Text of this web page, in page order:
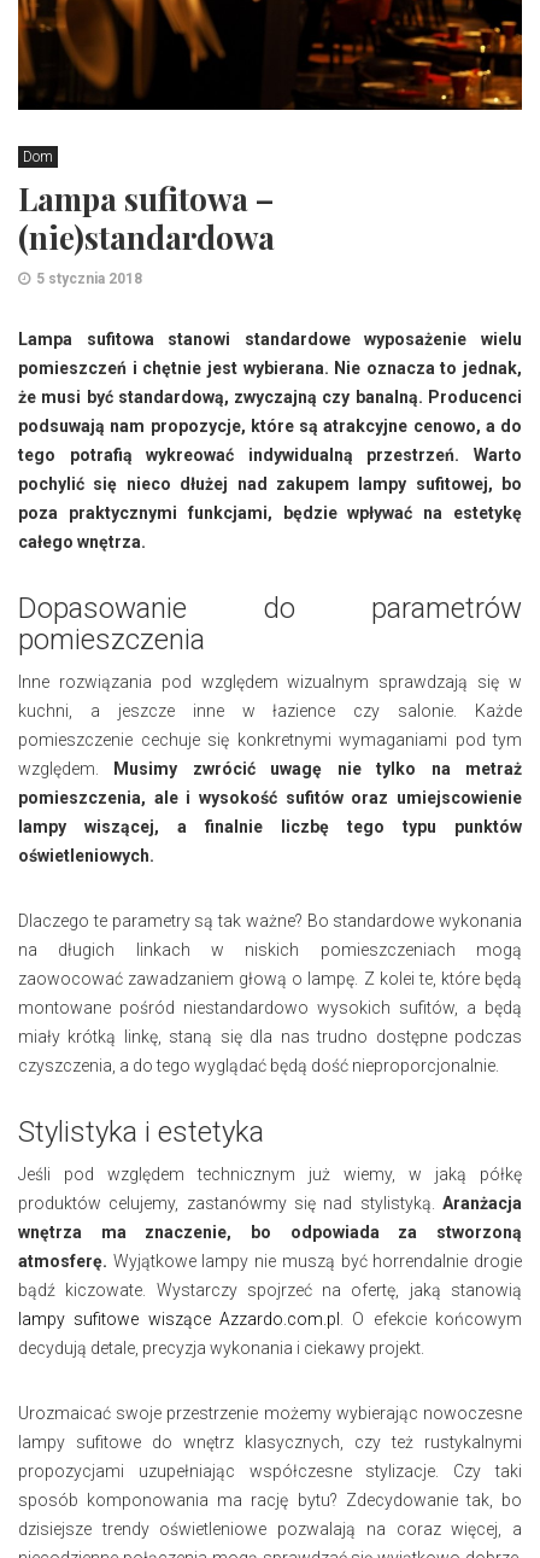
Dom
Lampa sufitowa –
(nie)standardowa
5 stycznia 2018
Lampa sufitowa stanowi standardowe wyposażenie wielu
pomieszczeń i chętnie jest wybierana. Nie oznacza to jednak,
że musi być standardową, zwyczajną czy banalną. Producenci
podsuwają nam propozycje, które są atrakcyjne cenowo, a do
tego potrafią wykreować indywidualną przestrzeń. Warto
pochylić się nieco dłużej nad zakupem lampy sufitowej, bo
poza praktycznymi funkcjami, będzie wpływać na estetykę
całego wnętrza.
Dopasowanie do parametrów
pomieszczenia
Inne rozwiązania pod względem wizualnym sprawdzają się w
kuchni, a jeszcze inne w łazience czy salonie. Każde
pomieszczenie cechuje się konkretnymi wymaganiami pod tym
względem.
Musimy zwrócić uwagę nie tylko na metraż
pomieszczenia, ale i wysokość sufitów oraz umiejscowienie
lampy wiszącej, a finalnie liczbę tego typu punktów
oświetleniowych.
Dlaczego te parametry są tak ważne? Bo standardowe wykonania
na długich linkach w niskich pomieszczeniach mogą
zaowocować zawadzaniem głową o lampę. Z kolei te, które będą
montowane pośród niestandardowo wysokich sufitów, a będą
miały krótką linkę, staną się dla nas trudno dostępne podczas
czyszczenia, a do tego wyglądać będą dość nieproporcjonalnie.
Stylistyka i estetyka
Jeśli pod względem technicznym już wiemy, w jaką półkę
produktów celujemy, zastanówmy się nad stylistyką. Aranżacja
wnętrza ma znaczenie, bo odpowiada za stworzoną
atmosferę. Wyjątkowe lampy nie muszą być horrendalnie drogie
bądź kiczowate. Wystarczy spojrzeć na ofertę, jaką stanowią
lampy sufitowe wiszące Azzardo.com.pl
. O efekcie końcowym
decydują detale, precyzja wykonania i ciekawy projekt.
Urozmaicać swoje przestrzenie możemy wybierając nowoczesne
lampy sufitowe do wnętrz klasycznych, czy też rustykalnymi
propozycjami uzupełniając współczesne stylizacje. Czy taki
sposób komponowania ma rację bytu? Zdecydowanie tak, bo
dzisiejsze trendy oświetleniowe pozwalają na coraz więcej, a